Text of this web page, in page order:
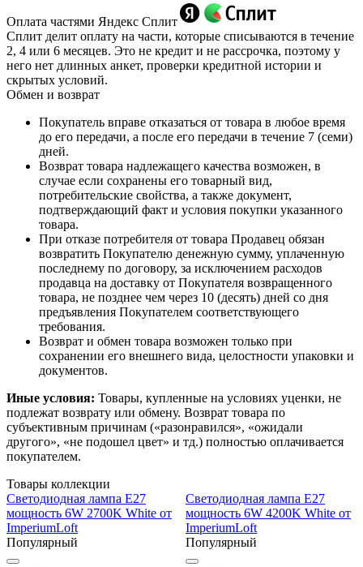
Оплата частями Яндекс Сплит
Сплит делит оплату на части, которые списываются в течение
2, 4 или 6 месяцев. Это не кредит и не рассрочка, поэтому у
него нет длинных анкет, проверки кредитной истории и
скрытых условий.
Обмен и возврат
Покупатель вправе отказаться от товара в любое время
до его передачи, а после его передачи в течение 7 (семи)
дней.
Возврат товара надлежащего качества возможен, в
случае если сохранены его товарный вид,
потребительские свойства, а также документ,
подтверждающий факт и условия покупки указанного
товара.
При отказе потребителя от товара Продавец обязан
возвратить Покупателю денежную сумму, уплаченную
последнему по договору, за исключением расходов
продавца на доставку от Покупателя возвращенного
товара, не позднее чем через 10 (десять) дней со дня
предъявления Покупателем соответствующего
требования.
Возврат и обмен товара возможен только при
сохранении его внешнего вида, целостности упаковки и
документов.
Иные условия: Товары, купленные на условиях уценки, не
подлежат возврату или обмену. Возврат товара по
субъективным причинам («разонравился», «ожидали
другого», «не подошел цвет» и тд.) полностью оплачивается
покупателем.
Товары коллекции
Светодиодная лампа E27
мощность 6W 2700K White от
ImperiumLoft
Популярный
Светодиодная лампа E27
мощность 6W 4200K White от
ImperiumLoft
Популярный